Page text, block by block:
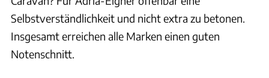
Selbstverständlichkeit und nicht extra zu betonen.
Insgesamt erreichen alle Marken einen guten
Notenschnitt.